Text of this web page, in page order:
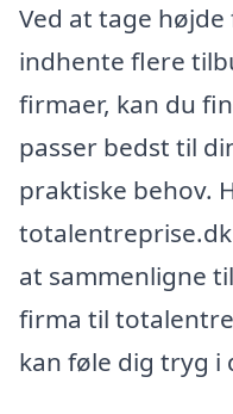
Ved at tage
indhente flere
firmaer, kan du
passer bedst til
praktiske behov.
at sammenligne
firma til
kan føle dig tryg i